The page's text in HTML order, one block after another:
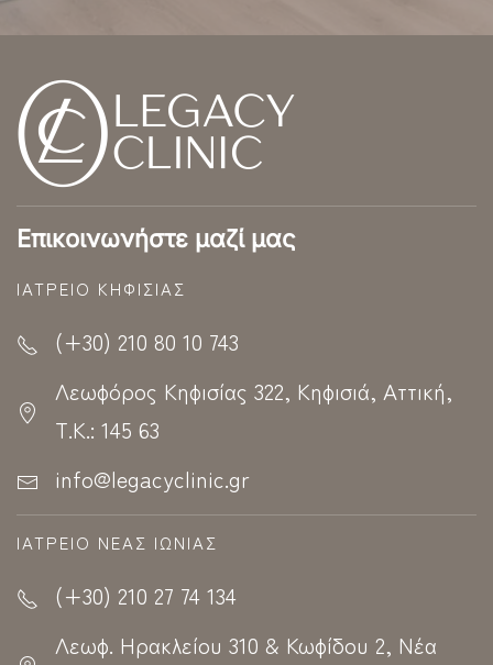
Επικοινωνήστε μαζί μας
ΙΑΤΡΕΊΟ ΚΗΦΙΣΊΑΣ
(+30) 210 80 10 743
Λεωφόρος Κηφισίας 322, Κηφισιά, Αττική,
Τ.Κ.: 145 63
info@legacyclinic.gr
ΙΑΤΡΕΊΟ ΝΈΑΣ ΙΩΝΊΑΣ
(+30) 210 27 74 134
Λεωφ. Ηρακλείου 310 & Κωφίδου 2, Νέα